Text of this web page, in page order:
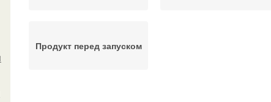
Продукт перед запуском